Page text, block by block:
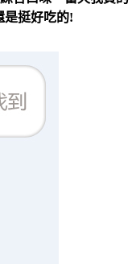
是挺好吃的!